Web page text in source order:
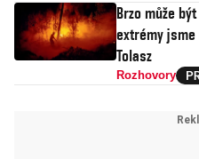
Brzo může
extrémy
Tolasz
Rozhovory